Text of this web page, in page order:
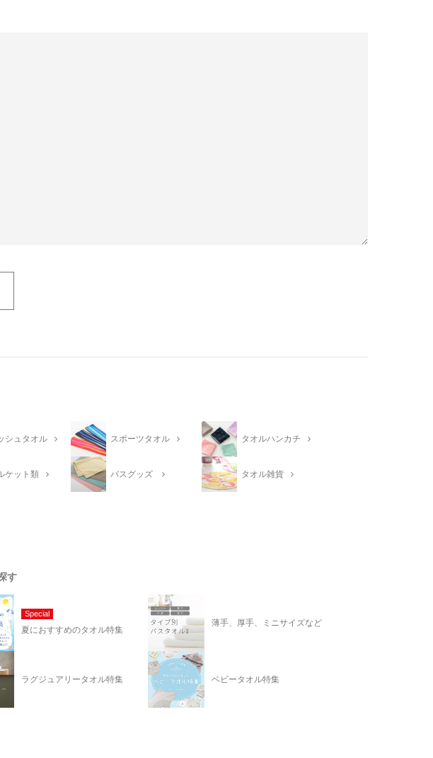
シュタオル スポーツタオル タオルハンカチ
ケット類 バスグッズ タオル雑貨
す
Special
夏におすすめのタオル特集
薄手、厚手、ミニサイズなど
ラグジュアリータオル特集 ベビータオル特集